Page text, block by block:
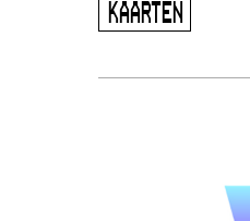
KAARTEN